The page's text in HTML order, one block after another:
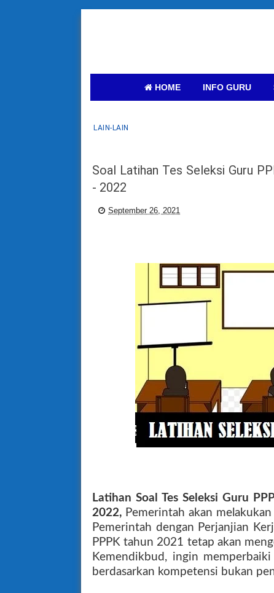
HOME INFO GURU
LAIN-LAIN
Soal Latihan Tes Seleksi Guru
- 2022
September 26, 2021
Latihan Soal Tes Seleksi Guru
2022, Pemerintah akan
Pemerintah dengan Perjanjian
PPPK tahun 2021 tetap akan
Kemendikbud, ingin
berdasarkan kompetensi bukan